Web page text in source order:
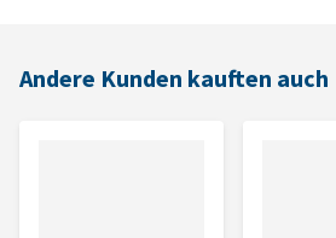
Andere Kunden kauften auch